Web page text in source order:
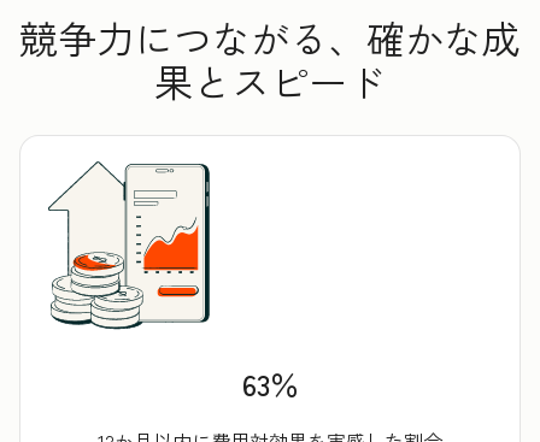
競争力につながる、確かな成
果とスピード
63％